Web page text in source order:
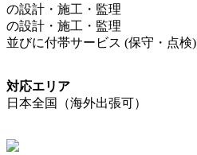
の設計・施工・監理
の設計・施工・監理
並びに付帯サービス (保守・点検)
対応エリア
日本全国（海外出張可）